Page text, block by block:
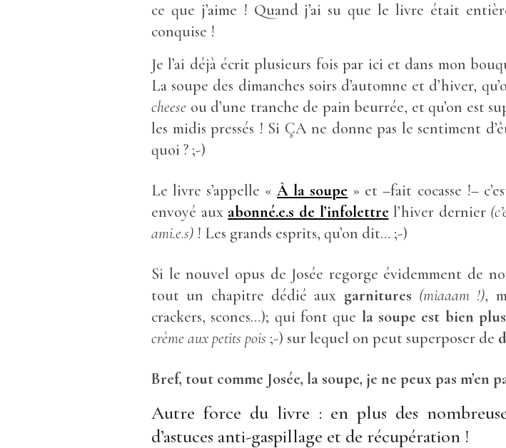
ce que j’aime ! Quand j’ai su que le livre était
conquise !
Je l’ai déjà écrit plusieurs fois par ici et dans mon
La soupe des dimanches soirs d’automne et d’hiver,
cheese ou d’une tranche de pain beurrée, et qu’on est
les midis pressés ! Si ÇA ne donne pas le sentiment
quoi ? ;-)
Le livre s’appelle «À la soupe » et –fait cocasse !–
envoyé aux abonné.e.s de l’infolettre l’hiver dernier
ami.e.s) ! Les grands esprits, qu’on dit… ;-)
Si le nouvel opus de Josée regorge évidemment de
tout un chapitre dédié aux garnitures (miaaam !),
crackers, scones…); qui font que la soupe est bien
crème aux petits pois ;-) sur lequel on peut superposer de
Bref, tout comme Josée, la soupe, je ne peux pas m’en
Autre force du livre : en plus des
d’astuces anti-gaspillage et de récupération !